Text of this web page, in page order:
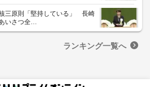
三原則「堅持している」 長崎
いさつ全…
ランキング一覧へ